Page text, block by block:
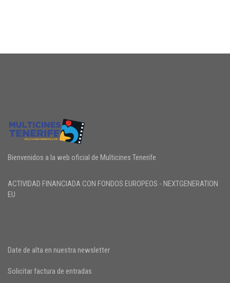
Bienvenidos a la web oficial de Multicines Tenerife
ACTIVIDAD FINANCIADA CON FONDOS EUROPEOS - NEXTGENERATION
EU
Date de alta en nuestra newsletter
Solicitar factura de entradas